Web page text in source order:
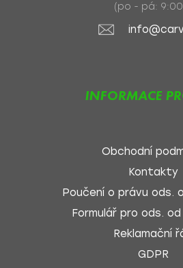
(po - pá:
INFORMACE
Obchodní
Kontakty
Poučení o právu ods.
Formulář pro ods. od
Reklamační
GDPR